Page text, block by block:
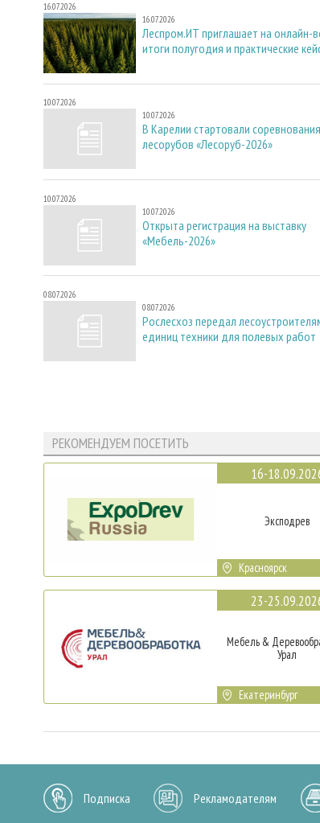
16.07.2026
16.07.2026
Леспром.ИТ приглашает на онлайн-
итоги полугодия и практические
10.07.2026
10.07.2026
В Карелии стартовали соревнования
лесорубов «Лесоруб-2026»
10.07.2026
10.07.2026
Открыта регистрация на выставку
«Мебель-2026»
08.07.2026
08.07.2026
Рослесхоз передал
единиц техники для полевых работ
РЕКОМЕНДУЕМ ПОСЕТИТЬ
16-
Эксподрев
Красноярск
23-
Мебель &
Урал
Екатеринбург
Подписка Рекламодателям